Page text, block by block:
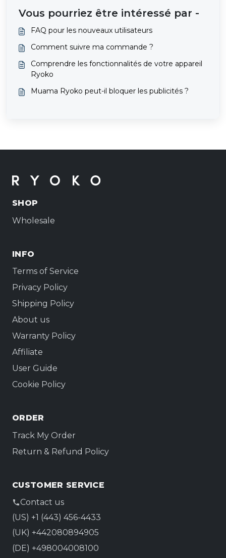
Vous pourriez être intéressé par -
FAQ pour les nouveaux utilisateurs
Comment suivre ma commande ?
Comprendre les fonctionnalités de votre appareil
Ryoko
Muama Ryoko peut-il bloquer les publicités ?
SHOP
Wholesale
INFO
Terms of Service
Privacy Policy
Shipping Policy
About us
Warranty Policy
Affiliate
User Guide
Cookie Policy
ORDER
Track My Order
Return & Refund Policy
CUSTOMER SERVICE
Contact us
(US) +1 (443) 456-4433
(UK) +442080894905
(DE) +498004008100